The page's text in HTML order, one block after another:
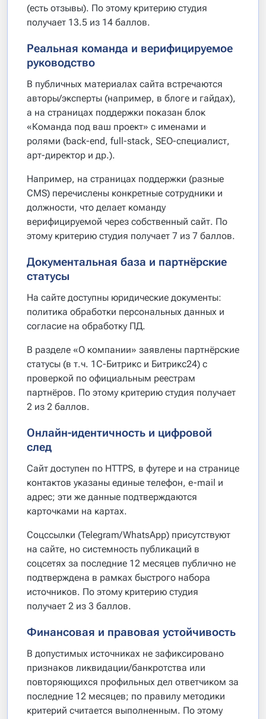
(есть отзывы). По этому критерию студия
получает 13.5 из 14 баллов.
Реальная команда и верифицируемое
руководство
В публичных материалах сайта встречаются
авторы/эксперты (например, в блоге и гайдах),
а на страницах поддержки показан блок
«Команда под ваш проект» с именами и
ролями (back-end, full-stack, SEO-специалист,
арт-директор и др.).
Например, на страницах поддержки (разные
CMS) перечислены конкретные сотрудники и
должности, что делает команду
верифицируемой через собственный сайт. По
этому критерию студия получает 7 из 7 баллов.
Документальная база и партнёрские
статусы
На сайте доступны юридические документы:
политика обработки персональных данных и
согласие на обработку ПД.
В разделе «О компании» заявлены партнёрские
статусы (в т.ч. 1С-Битрикс и Битрикс24) с
проверкой по официальным реестрам
партнёров. По этому критерию студия получает
2 из 2 баллов.
Онлайн-идентичность и цифровой
след
Сайт доступен по HTTPS, в футере и на странице
контактов указаны единые телефон, e-mail и
адрес; эти же данные подтверждаются
карточками на картах.
Соцссылки (Telegram/WhatsApp) присутствуют
на сайте, но системность публикаций в
соцсетях за последние 12 месяцев публично не
подтверждена в рамках быстрого набора
источников. По этому критерию студия
получает 2 из 3 баллов.
Финансовая и правовая устойчивость
В допустимых источниках не зафиксировано
признаков ликвидации/банкротства или
повторяющихся профильных дел ответчиком за
последние 12 месяцев; по правилу методики
критерий считается выполненным. По этому